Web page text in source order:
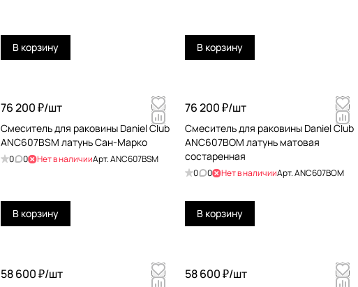
В корзину В корзину
76 200 ₽/шт
Смеситель для раковины Daniel Club
ANC607BSM латунь Сан-Марко
0 0 Нет в наличииАрт.ANC607BSM
В корзину
76 200 ₽/шт
Смеситель для раковины Daniel Club
ANC607BOM латунь матовая
состаренная
0 0 Нет в наличииАрт.ANC607BOM
В корзину
58 600 ₽/шт 58 600 ₽/шт